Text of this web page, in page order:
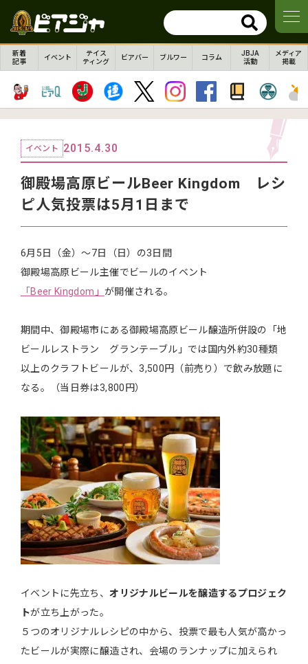
新着
記事
イベント
テイス
ティング
ビアバー ブルワー コラム
JBJA
活動
メディア
掲載
イベント 2015.4.30
御殿場高原ビールBeer Kingdom レシ
ピ人気投票は5月1日まで
6月5日（金）～7日（日）の3日間
御殿場高原ビール主催でビールのイベント
「Beer Kingdom」 が開催される。
期間中、御殿場市にある御殿場高原ビール醸造所併設の「地
ビールレストラン グランテーブル」では国内外約30種類
以上のクラフトビールが、3,500円（前売り）で飲み放題に
なる。（当日券は3,800円）
イベントに先立ち、オリジナルビールを醸造するプロジェク
トが立ち上がった。
５つのオリジナルレシピの中から、投票で最も人気が高かっ
たビールが実際に醸造され、会場のランナップに加えられ